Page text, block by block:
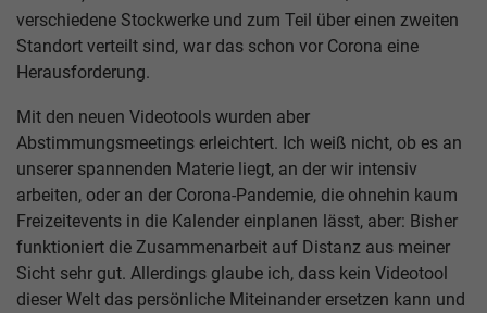
verschiedene Stockwerke und zum Teil über einen zweiten
Standort verteilt sind, war das schon vor Corona eine
Herausforderung.
Mit den neuen Videotools wurden aber
Abstimmungsmeetings erleichtert. Ich weiß nicht, ob es an
unserer spannenden Materie liegt, an der wir intensiv
arbeiten, oder an der Corona-Pandemie, die ohnehin kaum
Freizeitevents in die Kalender einplanen lässt, aber: Bisher
funktioniert die Zusammenarbeit auf Distanz aus meiner
Sicht sehr gut. Allerdings glaube ich, dass kein Videotool
dieser Welt das persönliche Miteinander ersetzen kann und